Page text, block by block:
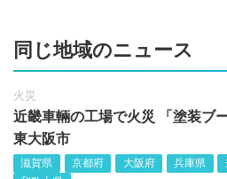
同じ地域のニュース
火災
近畿車輛の工場で火災 「塗装ブ
東大阪市
滋賀県 京都府 大阪府 兵庫県